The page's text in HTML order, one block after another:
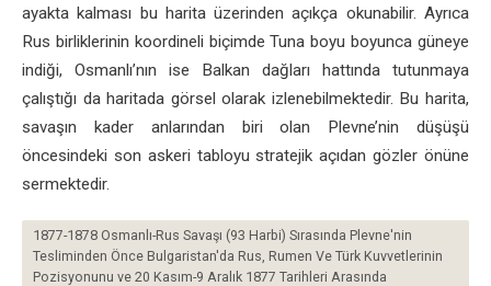
ayakta kalması bu harita üzerinden açıkça okunabilir. Ayrıca
Rus birliklerinin koordineli biçimde Tuna boyu boyunca güneye
indiği, Osmanlı’nın ise Balkan dağları hattında tutunmaya
çalıştığı da haritada görsel olarak izlenebilmektedir. Bu harita,
savaşın kader anlarından biri olan Plevne’nin düşüşü
öncesindeki son askeri tabloyu stratejik açıdan gözler önüne
sermektedir.
1877-1878 Osmanlı-Rus Savaşı (93 Harbi) Sırasında Plevne'nin
Tesliminden Önce Bulgaristan'da Rus, Rumen Ve Türk Kuvvetlerinin
Pozisyonunu ve 20 Kasım-9 Aralık 1877 Tarihleri Arasında